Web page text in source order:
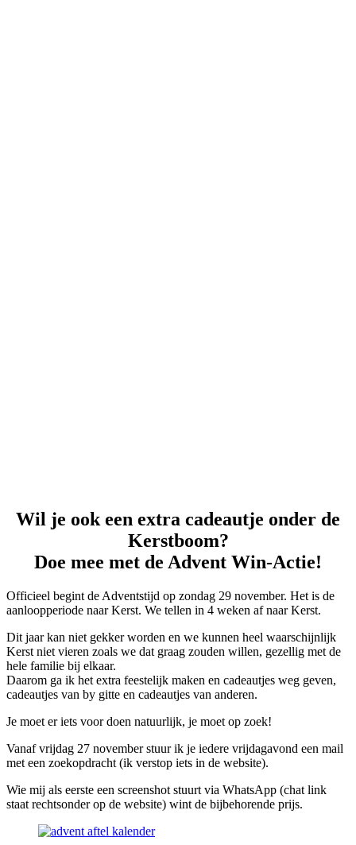
Wil je ook een extra cadeautje onder de
Kerstboom?
Doe mee met de Advent Win-Actie!
Officieel begint de Adventstijd op zondag 29 november. Het is de
aanloopperiode naar Kerst. We tellen in 4 weken af naar Kerst.
Dit jaar kan niet gekker worden en we kunnen heel waarschijnlijk
Kerst niet vieren zoals we dat graag zouden willen, gezellig met de
hele familie bij elkaar.
Daarom ga ik het extra feestelijk maken en cadeautjes weg geven,
cadeautjes van by gitte en cadeautjes van anderen.
Je moet er iets voor doen natuurlijk, je moet op zoek!
Vanaf vrijdag 27 november stuur ik je iedere vrijdagavond een mail
met een zoekopdracht (ik verstop iets in de website).
Wie mij als eerste een screenshot stuurt via WhatsApp (chat link
staat rechtsonder op de website) wint de bijbehorende prijs.